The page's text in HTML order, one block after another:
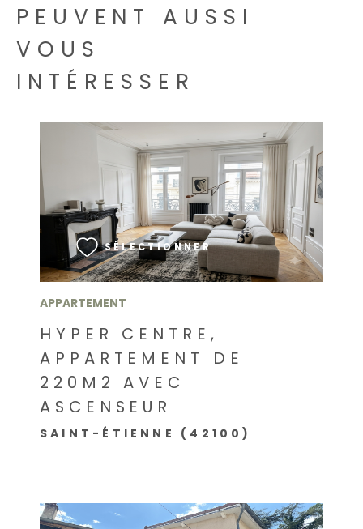
PEUVENT AUSSI
VOUS
INTÉRESSER
APPARTEMENT
HYPER CENTRE,
APPARTEMENT DE
220M2 AVEC
ASCENSEUR
SAINT-ÉTIENNE (42100)
SÉLECTIONNER
VOIR LE BIEN